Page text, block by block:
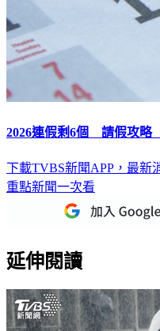
2026連假剩6個 請假攻略
下載TVBS新聞APP，最新
重點新聞一次看
延伸閱讀